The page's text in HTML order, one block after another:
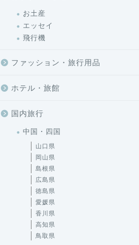
お土産
エッセイ
飛行機
ファッション・旅行用品
ホテル・旅館
国内旅行
中国・四国
山口県
岡山県
島根県
広島県
徳島県
愛媛県
香川県
高知県
鳥取県